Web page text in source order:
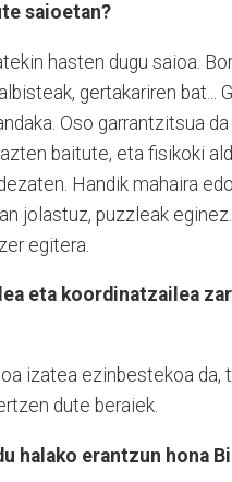
saioetan?
hasten dugu saioa.
gertakariren bat...
Oso garrantzitsua
baitute, eta fisikoki
Handik mahaira
jolastuz, puzzleak
egitera.
eta koordinatzailea
izatea ezinbestekoa da,
dute beraiek.
halako erantzun hona